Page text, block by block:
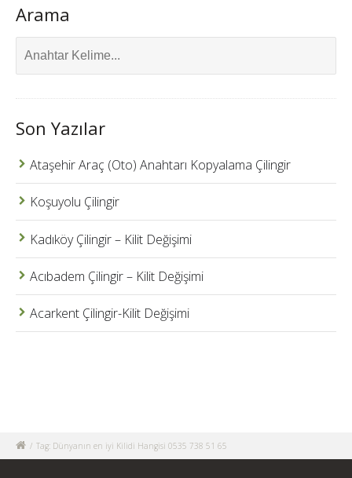
Arama
Son Yazılar
Ataşehir Araç (Oto) Anahtarı Kopyalama Çilingir
Koşuyolu Çilingir
Kadıköy Çilingir – Kilit Değişimi
Acıbadem Çilingir – Kilit Değişimi
Acarkent Çilingir-Kilit Değişimi
/ Tag: Dünyanın en iyi Kilidi Hangisi 0535 738 51 65